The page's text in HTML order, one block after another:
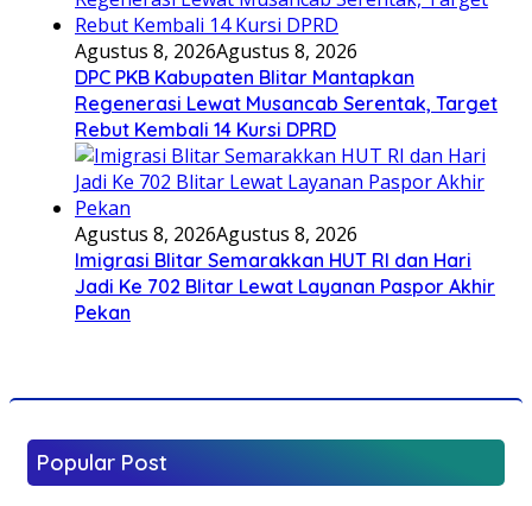
Agustus 8, 2026Agustus 8, 2026
DPC PKB Kabupaten Blitar Mantapkan
Regenerasi Lewat Musancab Serentak, Target
Rebut Kembali 14 Kursi DPRD
Agustus 8, 2026Agustus 8, 2026
Imigrasi Blitar Semarakkan HUT RI dan Hari
Jadi Ke 702 Blitar Lewat Layanan Paspor Akhir
Pekan
Popular Post